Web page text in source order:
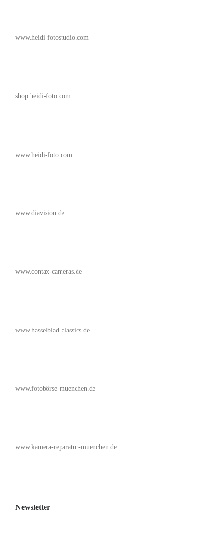
www.heidi-fotostudio.com
shop.heidi-foto.com
www.heidi-foto.com
www.diavision.de
www.contax-cameras.de
www.hasselblad-classics.de
www.fotobörse-muenchen.de
www.kamera-reparatur-muenchen.de
Newsletter